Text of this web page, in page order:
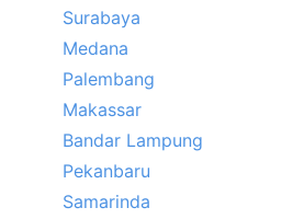
Surabaya
Medana
Palembang
Makassar
Bandar Lampung
Pekanbaru
Samarinda